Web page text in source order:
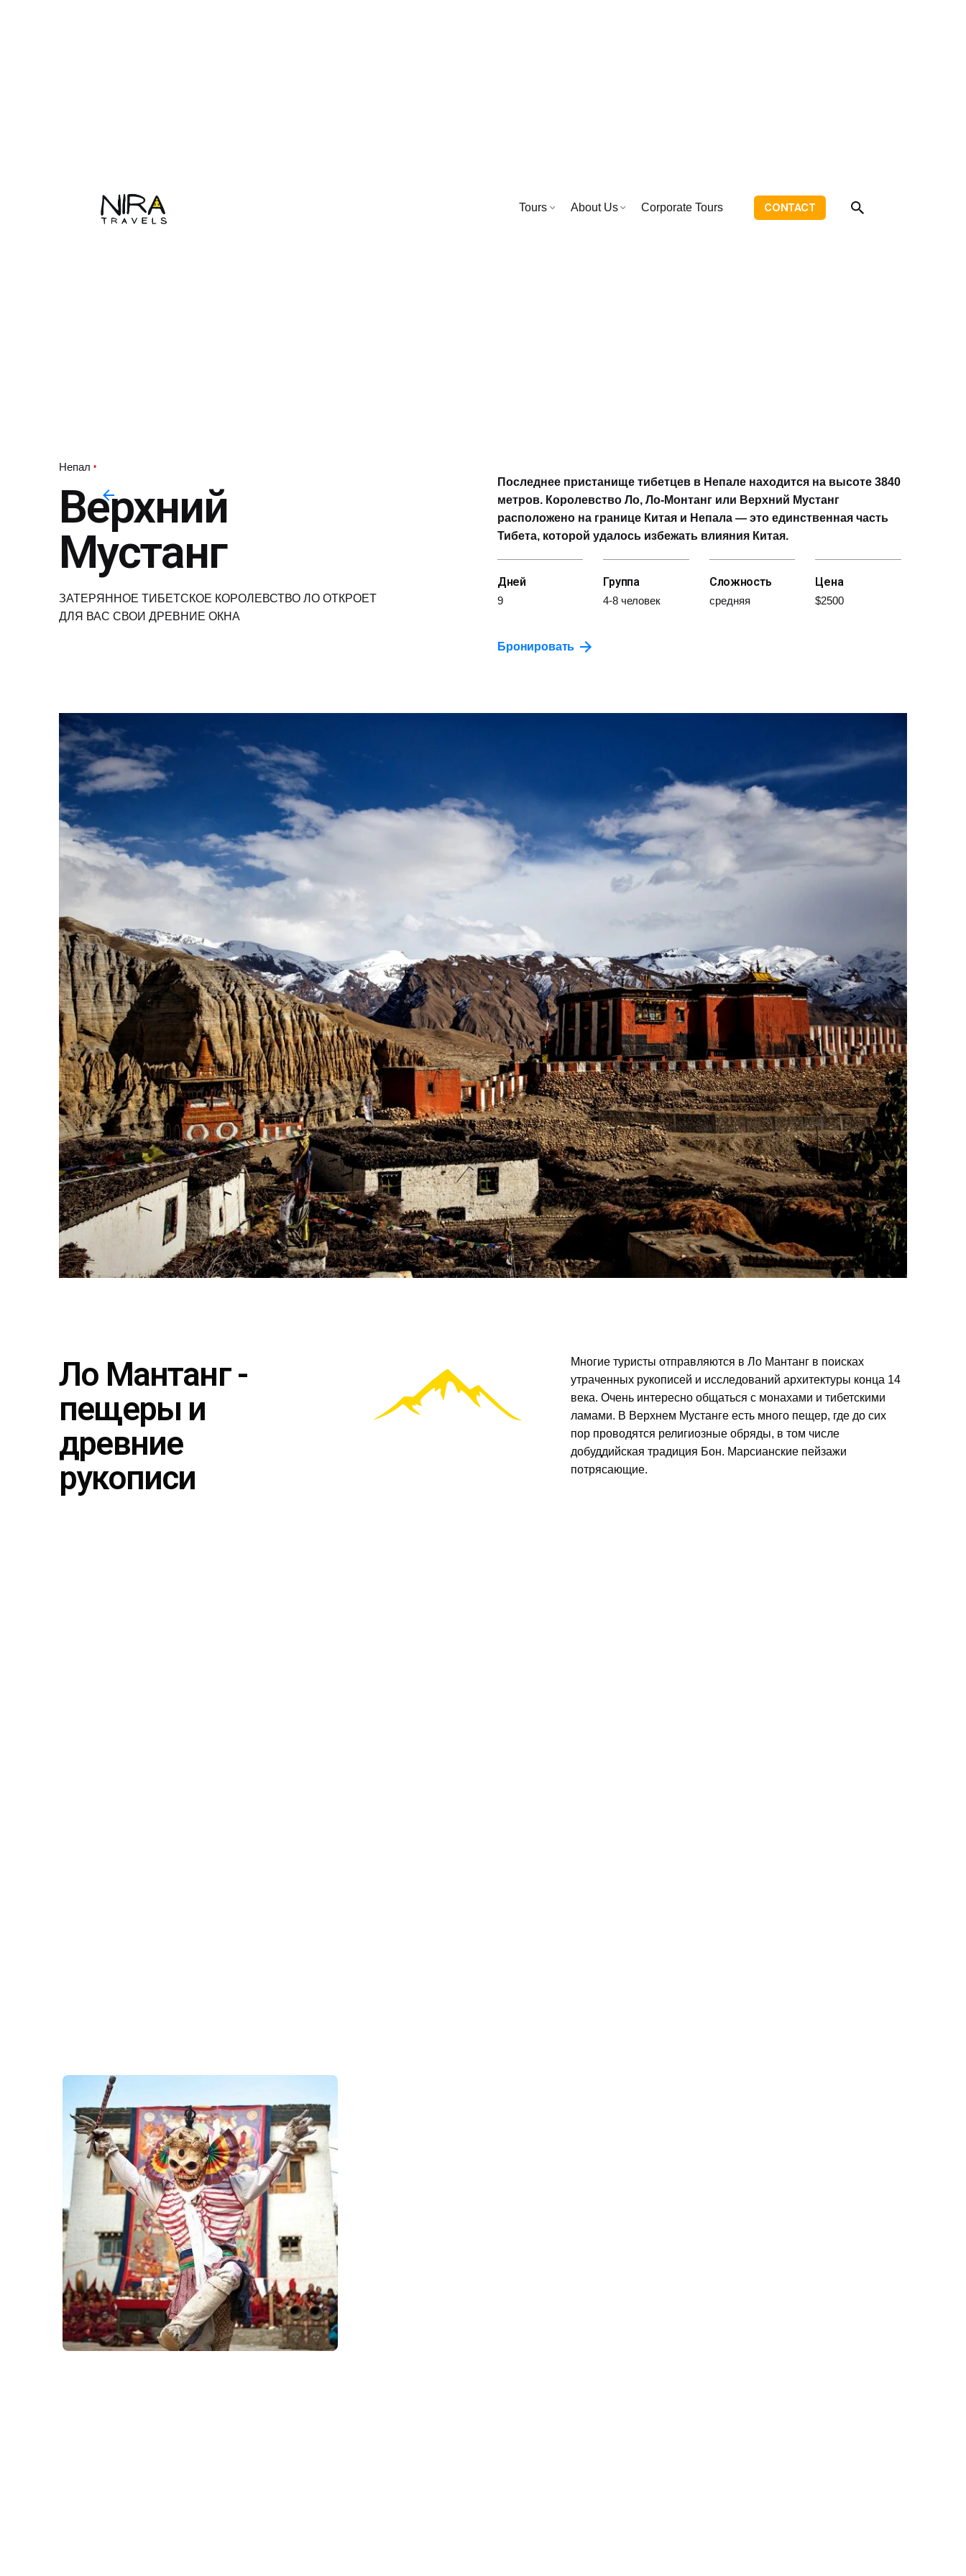
Tours About Us Corporate Tours CONTACT
Непал
Верхний
Мустанг
ЗАТЕРЯННОЕ ТИБЕТСКОЕ КОРОЛЕВСТВО ЛО ОТКРОЕТ
ДЛЯ ВАС СВОИ ДРЕВНИЕ ОКНА
Последнее пристанище тибетцев в Непале находится на высоте 3840
метров. Королевство Ло, Ло-Монтанг или Верхний Мустанг
расположено на границе Китая и Непала — это единственная часть
Тибета, которой удалось избежать влияния Китая.
Дней
9
Группа
4-8 человек
Сложность
средняя
Цена
$2500
Бронировать
Ло Мантанг -
пещеры и
древние
рукописи
Многие туристы отправляются в Ло Мантанг в поисках
утраченных рукописей и исследований архитектуры конца 14
века. Очень интересно общаться с монахами и тибетскими
ламами. В Верхнем Мустанге есть много пещер, где до сих
пор проводятся религиозные обряды, в том числе
добуддийская традиция Бон. Марсианские пейзажи
потрясающие.